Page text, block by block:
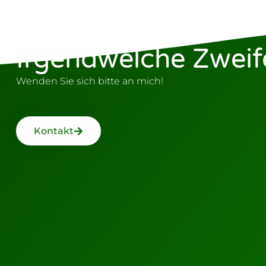
Irgendwelche
Wenden Sie sich bitte an mich!
Kontakt